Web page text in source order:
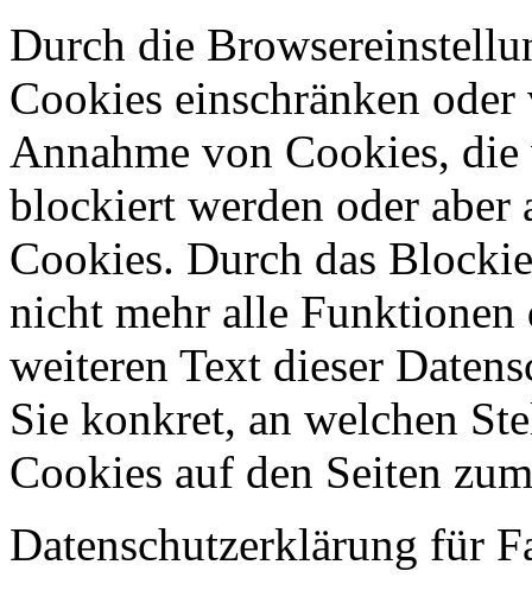
Durch die
Cookies einschränken
Annahme von Cookies,
blockiert werden oder aber
Cookies. Durch das
nicht mehr alle Funktionen
weiteren Text dieser
Sie konkret, an welchen
Cookies auf den Seiten
Datenschutzerklärung für